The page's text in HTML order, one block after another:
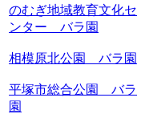
のむぎ地域教育文化セ
ンター バラ園
相模原北公園 バラ園
平塚市総合公園 バラ
園